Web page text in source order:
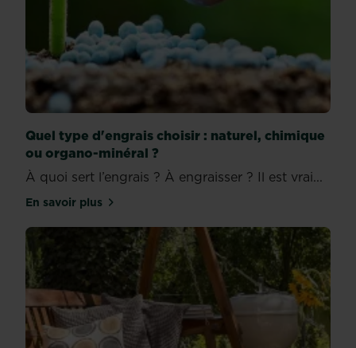
Quel type d'engrais choisir : naturel, chimique
ou organo-minéral ?
À quoi sert l’engrais ? À engraisser ? Il est vrai...
En savoir plussur Quel type d'engrais choisir : naturel, chimique